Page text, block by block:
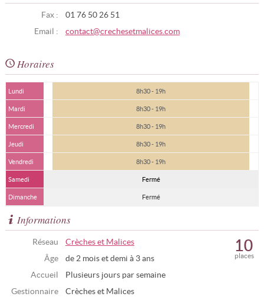
Fax :
01 76 50 26 51
Email :
contact@crechesetmalices.com
Horaires
Lundi 8h30 - 19h
Mardi 8h30 - 19h
Mercredi 8h30 - 19h
Jeudi 8h30 - 19h
Vendredi 8h30 - 19h
Samedi Fermé
Dimanche Fermé
Informations
Réseau
Crèches et Malices
Âge
de 2 mois et demi à 3 ans
Accueil
Plusieurs jours par semaine
Gestionnaire
Crèches et Malices
places
10